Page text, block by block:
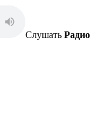
Слушать Радио